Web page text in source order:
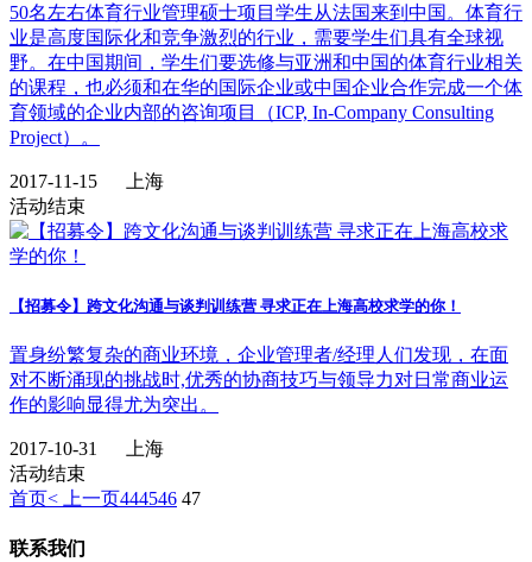
50名左右体育行业管理硕士项目学生从法国来到中国。体育行
业是高度国际化和竞争激烈的行业，需要学生们具有全球视
野。在中国期间，学生们要选修与亚洲和中国的体育行业相关
的课程，也必须和在华的国际企业或中国企业合作完成一个体
育领域的企业内部的咨询项目（ICP, In-Company Consulting
Project）。
2017-11-15
上海
活动结束
【招募令】跨文化沟通与谈判训练营 寻求正在上海高校求学的你！
置身纷繁复杂的商业环境，企业管理者/经理人们发现，在面
对不断涌现的挑战时,优秀的协商技巧与领导力对日常商业运
作的影响显得尤为突出。
2017-10-31
上海
活动结束
首页< 上一页444546 47
联系我们